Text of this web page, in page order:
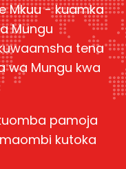
Mkuu - kuamka
Mungu
tena
wa Mungu kwa
pamoja
kutoka